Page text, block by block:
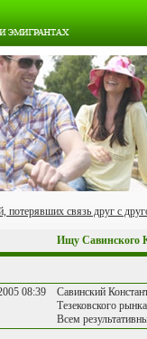
потерявших связь друг с
Ищу Савинского
08:39
Савинский
Тезековского
Всем